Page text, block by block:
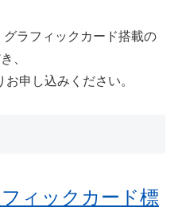
ラフィックカード搭載の
、
お申し込みください。
ィックカード標